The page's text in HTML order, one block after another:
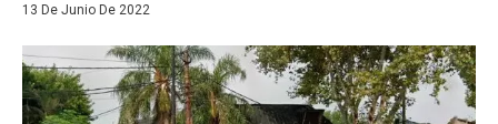
13 De Junio De 2022